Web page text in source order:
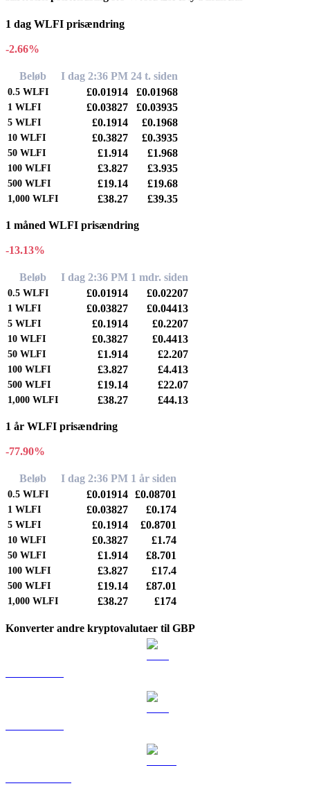
1 dag WLFI prisændring
-2.66%
Beløb I dag 2:36 PM 24 t. siden
0.5 WLFI £0.01914 £0.01968
1 WLFI £0.03827 £0.03935
5 WLFI £0.1914 £0.1968
10 WLFI £0.3827 £0.3935
50 WLFI £1.914 £1.968
100 WLFI £3.827 £3.935
500 WLFI £19.14 £19.68
1,000 WLFI £38.27 £39.35
1 måned WLFI prisændring
-13.13%
Beløb I dag 2:36 PM 1 mdr. siden
0.5 WLFI £0.01914 £0.02207
1 WLFI £0.03827 £0.04413
5 WLFI £0.1914 £0.2207
10 WLFI £0.3827 £0.4413
50 WLFI £1.914 £2.207
100 WLFI £3.827 £4.413
500 WLFI £19.14 £22.07
1,000 WLFI £38.27 £44.13
1 år WLFI prisændring
-77.90%
Beløb I dag 2:36 PM 1 år siden
0.5 WLFI £0.01914 £0.08701
1 WLFI £0.03827 £0.174
5 WLFI £0.1914 £0.8701
10 WLFI £0.3827 £1.74
50 WLFI £1.914 £8.701
100 WLFI £3.827 £17.4
500 WLFI £19.14 £87.01
1,000 WLFI £38.27 £174
Konverter andre kryptovalutaer til GBP